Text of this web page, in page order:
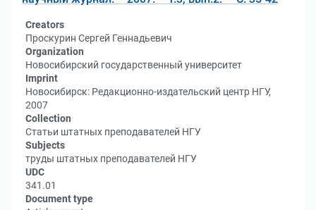
Creators
Проскурин Сергей Геннадьевич
Organization
Новосибирский государственный университет
Imprint
Новосибирск: Редакционно-издательский центр НГУ,
2007
Collection
Статьи штатных преподавателей НГУ
Subjects
труды штатных преподавателей НГУ
UDC
341.01
Document type